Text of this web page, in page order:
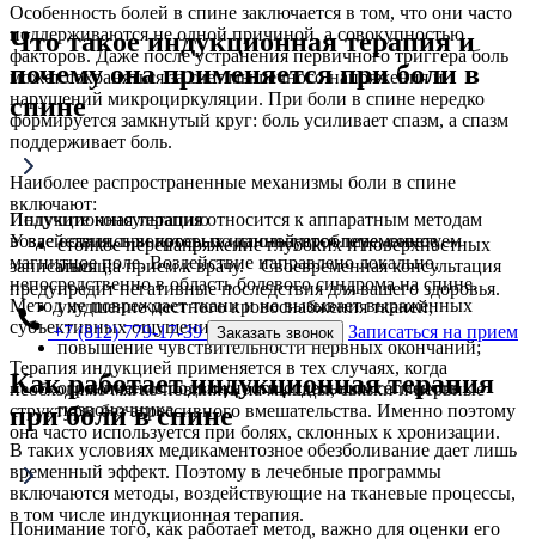
Особенность болей в спине заключается в том, что они часто
поддерживаются не одной причиной, а совокупностью
факторов. Даже после устранения первичного триггера боль
может сохраняться за счет мышечного напряжения и
нарушений микроциркуляции. При боли в спине нередко
формируется замкнутый круг: боль усиливает спазм, а спазм
поддерживает боль.
Наиболее распространенные механизмы боли в спине
включают:
стойкое перенапряжение глубоких и поверхностных
мышц;
ухудшение местного кровоснабжения тканей;
повышение чувствительности нервных окончаний;
ограничение подвижности отдельных сегментов
позвоночника.
В таких условиях медикаментозное обезболивание дает лишь
временный эффект. Поэтому в лечебные программы
включаются методы, воздействующие на тканевые процессы,
в том числе индукционная терапия.
Что такое индукционная терапия и
почему она применяется при боли в
спине
Индукционная терапия относится к аппаратным методам
воздействия, при которых используется переменное
магнитное поле. Воздействие направлено локально,
непосредственно в область болевого синдрома на спине.
Метод не повреждает ткани и не вызывает выраженных
субъективных ощущений.
Терапия индукцией применяется в тех случаях, когда
необходимо мягко повлиять на мышцы, связки и нервные
структуры без агрессивного вмешательства. Именно поэтому
она часто используется при болях, склонных к хронизации.
Получите консультацию
У вас остались вопросы по данной проблеме, советуем
записаться на прием к врачу. Своевременная консультация
предупредит негативные последствия для вашего здоровья.
+7 (812) 779-17-39 Заказать звонок Записаться на прием
Как работает индукционная терапия
при боли в спине
Понимание того, как работает метод, важно для оценки его